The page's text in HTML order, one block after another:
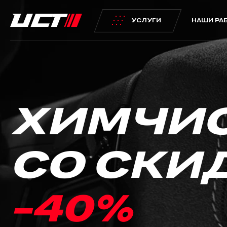
УСЛУГИ
Слесарный цех
Диагностика и ТО
Слесарный ремонт
Запчасти
Шиномонтаж
Сход-развал
Эвакуация
Установка допоборудования
Кузовной
Кузовной ремонт
Ремонт вмятин
Жестяные работы
Кузовной
НАШИ
СО
-40%